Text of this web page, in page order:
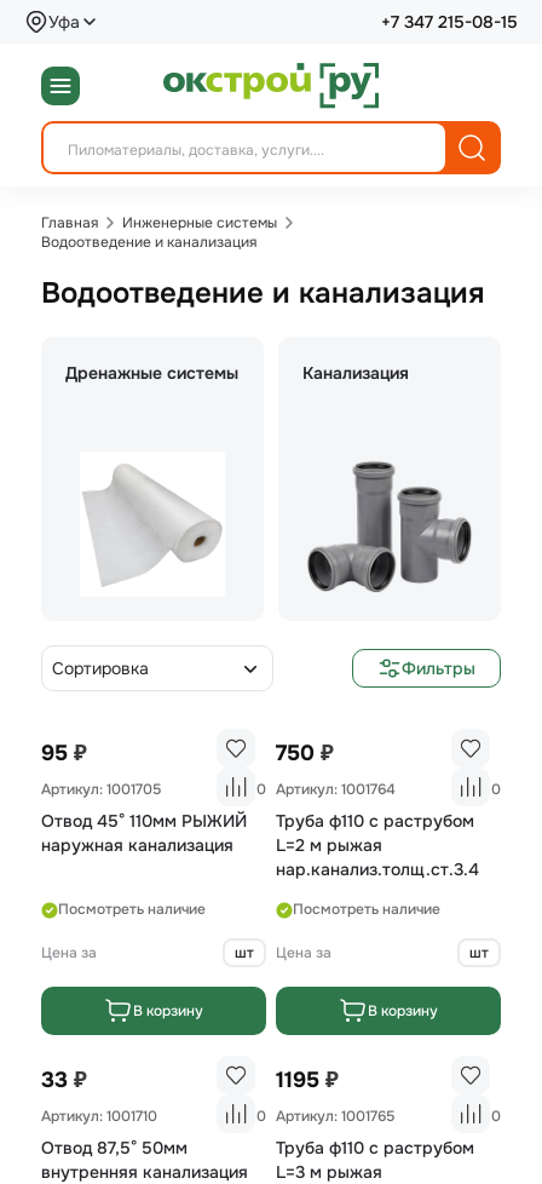
Уфа +7 347 215-08-15
Главная
Инженерные системы
Водоотведение и канализация
Водоотведение и канализация
Дренажные системы Канализация
Сортировка Фильтры
95 ₽
Артикул: 1001705 0
Отвод 45° 110мм РЫЖИЙ
наружная канализация
Посмотреть наличие
Цена за шт
В корзину
750 ₽
Артикул: 1001764 0
Труба ф110 с раструбом
L=2 м рыжая
нар.канализ.толщ.ст.3.4
Посмотреть наличие
Цена за шт
В корзину
33 ₽
Артикул: 1001710 0
Отвод 87,5° 50мм
внутренняя канализация
1195 ₽
Артикул: 1001765 0
Труба ф110 с раструбом
L=3 м рыжая